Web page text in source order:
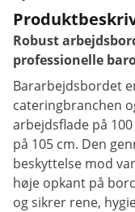
Robust
professionelle
Bararbejdsbordet
cateringbranchen
arbejdsflade på
på 105 cm. Den
beskyttelse mod
høje opkant på
og sikrer rene,